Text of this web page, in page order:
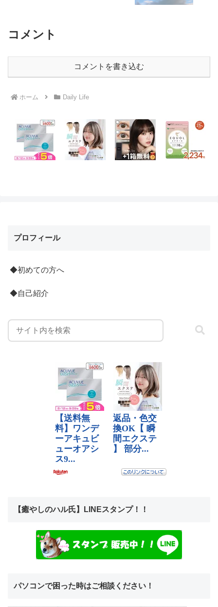
コメント
コメントを書き込む
ホーム Daily Life
プロフィール
◆初めての方へ
◆自己紹介
【癒やしのハル氏】LINEスタンプ！！
パソコンで困った時はご相談ください！